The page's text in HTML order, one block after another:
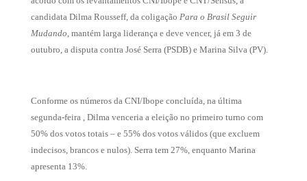
candidata Dilma Rousseff, da coligação Para o Brasil Seguir
Mudando , mantém larga liderança e deve vencer, já em 3 de
outubro, a disputa contra José Serra (PSDB) e Marina Silva (PV).
Conforme os números da CNI/Ibope concluída, na última
segunda-feira , Dilma venceria a eleição no primeiro turno com
50% dos votos totais – e 55% dos votos válidos (que excluem
indecisos, brancos e nulos). Serra tem 27%, enquanto Marina
apresenta 13%.